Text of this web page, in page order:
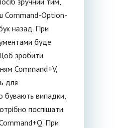
Command-Option-
назад. При
буде
зробити
Command+V,
для
бувають випадки,
поспішати
При